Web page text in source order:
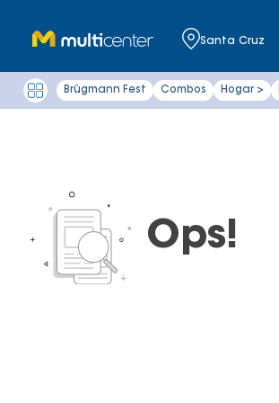
Santa Cruz
Brügmann Fest Combos Hogar >